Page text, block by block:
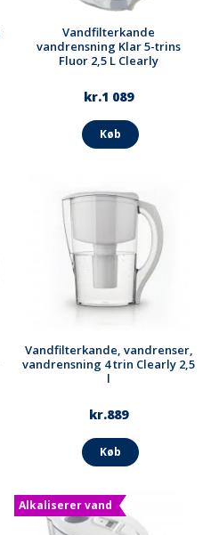
Vandfilterkande
vandrensning Klar 5-trins
Fluor 2,5 L Clearly
kr.1 089
Køb
Vandfilterkande, vandrenser,
vandrensning 4 trin Clearly 2,5
l
kr.889
Køb
Alkaliserer vand